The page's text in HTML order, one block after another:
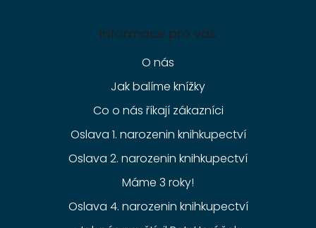
Informace pro vás
O nás
Jak balíme knížky
Co o nás říkají zákazníci
Oslava 1. narozenin knihkupectví
Oslava 2. narozenin knihkupectví
Máme 3 roky!
Oslava 4. narozenin knihkupectví